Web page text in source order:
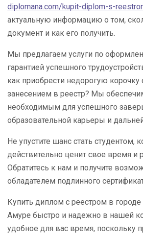
diplomana.com/kupit-diplom-s-
актуальную информацию о том,
документ и как его получить.
Мы предлагаем услуги по
гарантией успешного
как приобрести недорогую
занесением в реестр? Мы
необходимым для успешного
образовательной карьеры и
Не упустите шанс стать студентом,
действительно ценит свое время и
Обратитесь к нам и получите
обладателем подлинного
Купить диплом с реестром в
Амуре быстро и надежно в нашей
удобное для вас время, поскольку